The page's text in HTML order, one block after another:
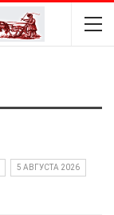
5 АВГУСТА 2026